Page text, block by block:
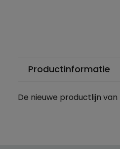
Productinformatie
De nieuwe productlijn